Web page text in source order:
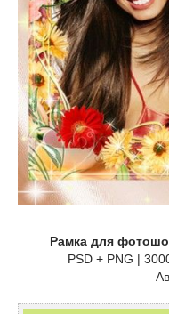
Рамка для
PSD + PNG |